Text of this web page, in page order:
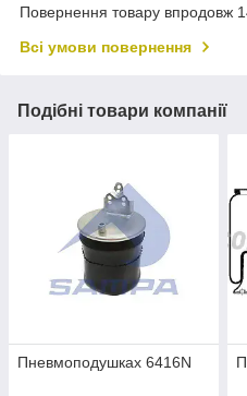
Повернення товару впродовж
Всі умови повернення
Подібні товари компанії
Пневмоподушках 6416N